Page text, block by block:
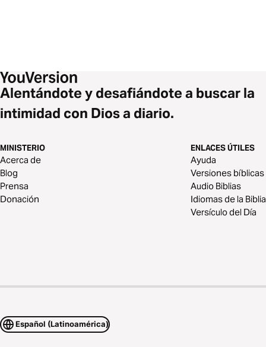
Alentándote y desafiándote a buscar la
intimidad con Dios a diario.
MINISTERIO
Acerca de
Blog
Prensa
Donación
ENLACES ÚTILES
Ayuda
Versiones bíblicas
Audio Biblias
Idiomas de la Biblia
Versículo del Día
Español (Latinoamérica)